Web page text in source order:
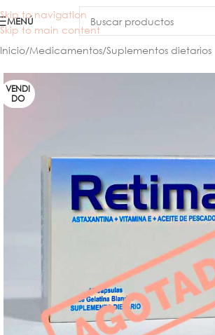
Skip to navigation
Skip to main content
MENÚ
Inicio/Medicamentos/Suplementos dietarios
VENDI
DO